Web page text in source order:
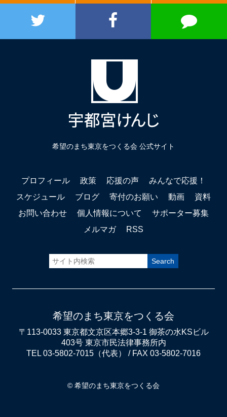
希望のまち東京をつくる会 公式サイト
プロフィール 政策 応援の声
みんなで応援！
スケジュール
ブログ 寄付のお願い 動画
資料
お問い合わせ
個人情報について
サポーター募集
メルマガ
RSS
希望のまち東京をつくる会
〒113-0033 東京都文京区本郷3-3-1 御茶の水KSビル
403号 東京市民法律事務所内
TEL 03-5802-7015（代表） / FAX 03-5802-7016
© 希望のまち東京をつくる会